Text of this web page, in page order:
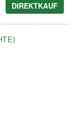
DIREKTKAUF